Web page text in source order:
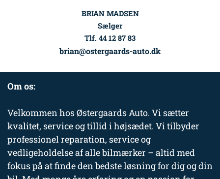
BRIAN MADSEN
Sælger
Tlf. 44 12 87 83
brian@ostergaards-auto.dk
Om os:
Velkommen hos Østergaards Auto. Vi sætter
kvalitet, service og tillid i højsædet. Vi tilbyder
professionel reparation, service og
vedligeholdelse af alle bilmærker – altid med
fokus på at finde den bedste løsning for dig og din